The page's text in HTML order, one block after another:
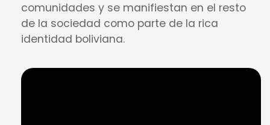
comunidades y se manifiestan en el resto
de la sociedad como parte de la rica
identidad boliviana.